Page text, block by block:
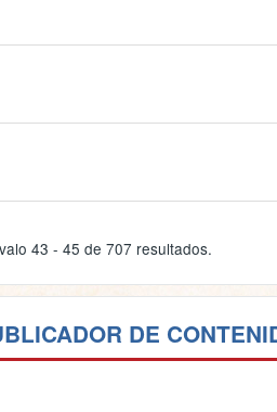
43 - 45 de 707 resultados.
DE